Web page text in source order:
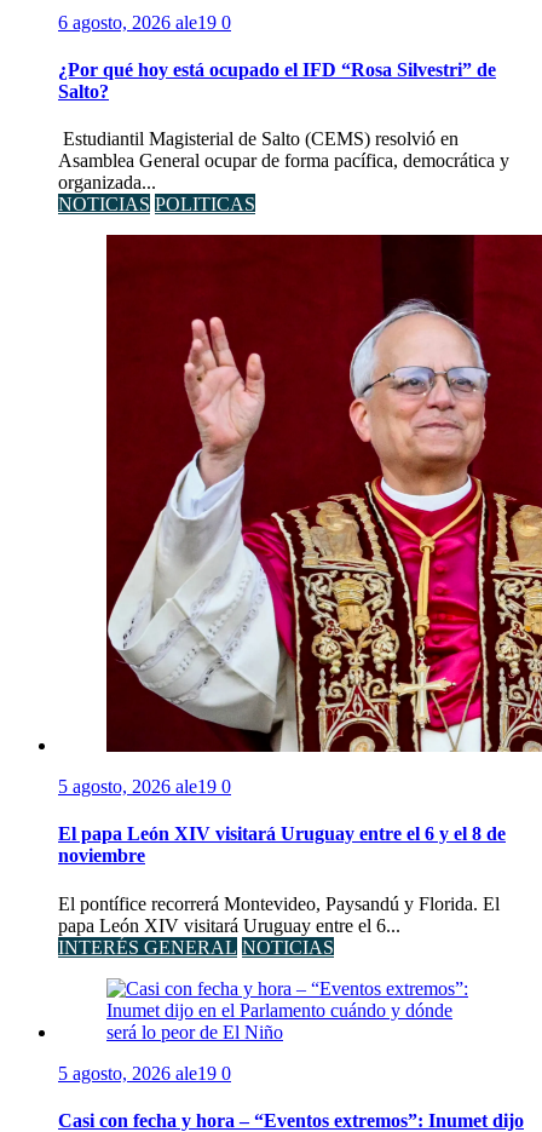
6 agosto, 2026 ale19 0
¿Por qué hoy está ocupado el IFD “Rosa Silvestri” de
Salto?
Estudiantil Magisterial de Salto (CEMS) resolvió en
Asamblea General ocupar de forma pacífica, democrática y
organizada...
NOTICIAS POLITICAS
5 agosto, 2026 ale19 0
El papa León XIV visitará Uruguay entre el 6 y el 8 de
noviembre
El pontífice recorrerá Montevideo, Paysandú y Florida. El
papa León XIV visitará Uruguay entre el 6...
INTERÉS GENERAL NOTICIAS
5 agosto, 2026 ale19 0
Casi con fecha y hora – “Eventos extremos”: Inumet dijo